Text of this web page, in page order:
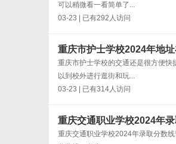
可以稍微看一看简单了...
03-23 | 已有292人访问
重庆市护士学校2024年地
重庆市护士学校的交通还是很方便
以到校外进行逛街和玩...
03-23 | 已有314人访问
重庆交通职业学校2024年
重庆交通职业学校2024年录取分数